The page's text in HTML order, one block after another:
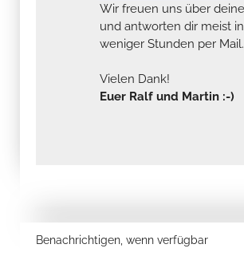
Wir freuen uns über
und antworten dir meist
weniger Stunden per
Vielen Dank!
Euer Ralf und Martin :-)
Benachrichtigen, wenn verfügbar